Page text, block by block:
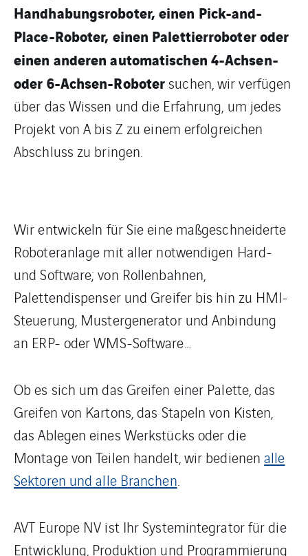
Handhabungsroboter, einen Pick-and-
Place-Roboter, einen Palettierroboter oder
einen anderen automatischen 4-Achsen-
oder 6-Achsen-Roboter suchen, wir verfügen
über das Wissen und die Erfahrung, um jedes
Projekt von A bis Z zu einem erfolgreichen
Abschluss zu bringen.
Wir entwickeln für Sie eine maßgeschneiderte
Roboteranlage mit aller notwendigen Hard-
und Software; von Rollenbahnen,
Palettendispenser und Greifer bis hin zu HMI-
Steuerung, Mustergenerator und Anbindung
an ERP- oder WMS-Software…
Ob es sich um das Greifen einer Palette, das
Greifen von Kartons, das Stapeln von Kisten,
das Ablegen eines Werkstücks oder die
Montage von Teilen handelt, wir bedienenalle
Sektoren und alle Branchen.
AVT Europe NV ist Ihr Systemintegrator für die
Entwicklung, Produktion und Programmierung